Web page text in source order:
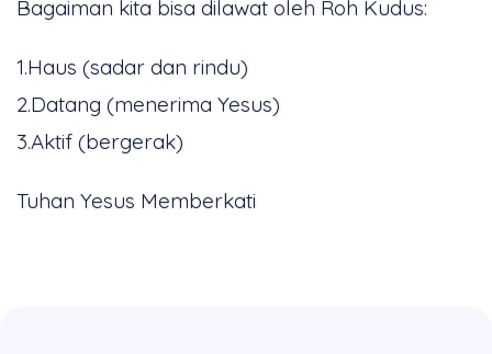
Bagaiman kita bisa dilawat oleh Roh Kudus:
1.Haus (sadar dan rindu)
2.Datang (menerima Yesus)
3.Aktif (bergerak)
Tuhan Yesus Memberkati